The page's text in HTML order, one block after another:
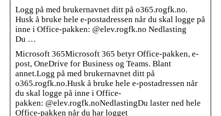
Logg på med brukernavnet ditt på o365.rogfk.no.
Husk å bruke hele e-postadressen når du skal logge på
inne i Office-pakken: @elev.rogfk.no Nedlasting
Du …
Microsoft 365Microsoft 365 betyr Office-pakken, e-
post, OneDrive for Business og Teams. Blant
annet.Logg på med brukernavnet ditt på
o365.rogfk.no.Husk å bruke hele e-postadressen når
du skal logge på inne i Office-
pakken: @elev.rogfk.noNedlastingDu laster ned hele
Office-pakken når du har logget